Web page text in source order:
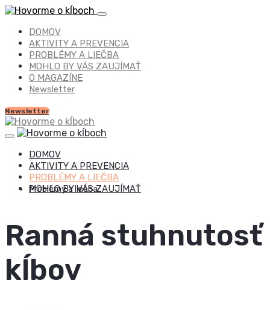
DOMOV
AKTIVITY A PREVENCIA
PROBLÉMY A LIEČBA
MOHLO BY VÁS ZAUJÍMAŤ
O MAGAZÍNE
Newsletter
Newsletter
DOMOV
AKTIVITY A PREVENCIA
PROBLÉMY A LIEČBA
MOHLO BY VÁS ZAUJÍMAŤ
Problémy a liečba
Ranná stuhnutosť
kĺbov